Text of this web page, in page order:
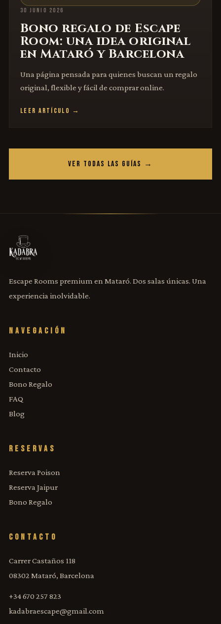
30 JUNIO 2026
Bono regalo de Escape
Room: una idea original
en Mataró y Barcelona
Una página pensada para quienes buscan un regalo
original, flexible y fácil de comprar online.
LEER ARTÍCULO →
VER TODAS LAS GUÍAS →
Escape Rooms premium en Mataró. Dos salas únicas. Una
experiencia inolvidable.
NAVEGACIÓN
Inicio
Contacto
Bono Regalo
FAQ
Blog
RESERVAS
Reserva Poison
Reserva Jaipur
Bono Regalo
CONTACTO
Carrer Castaños 118
08302 Mataró, Barcelona
+34 670 257 823
kadabraescape@gmail.com